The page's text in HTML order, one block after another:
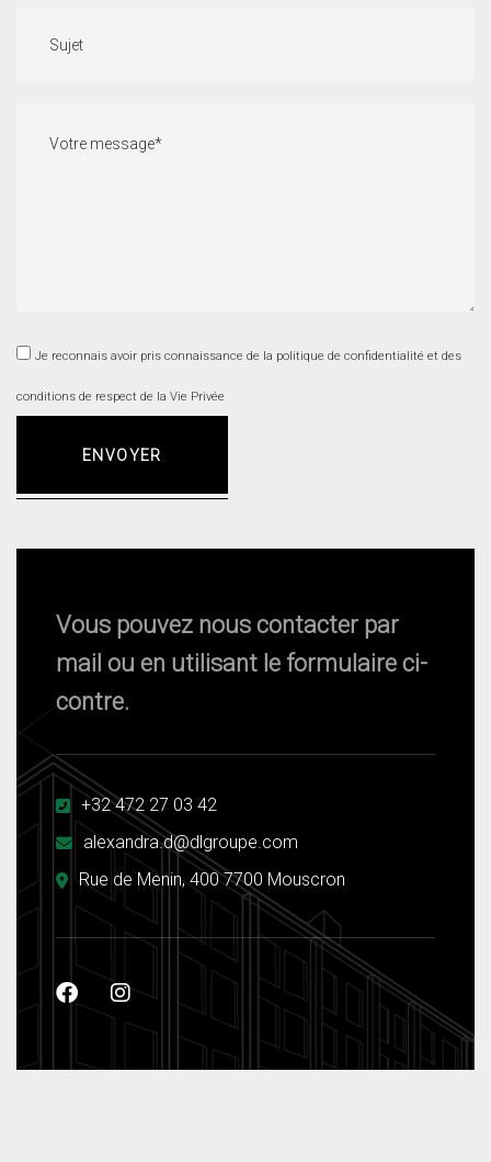
Je reconnais avoir pris connaissance de la politique de confidentialité et des
conditions de respect de la Vie Privée
ENVOYER
Vous pouvez nous contacter par
mail ou en utilisant le formulaire ci-
contre.
+32 472 27 03 42
alexandra.d@dlgroupe.com
Rue de Menin, 400 7700 Mouscron